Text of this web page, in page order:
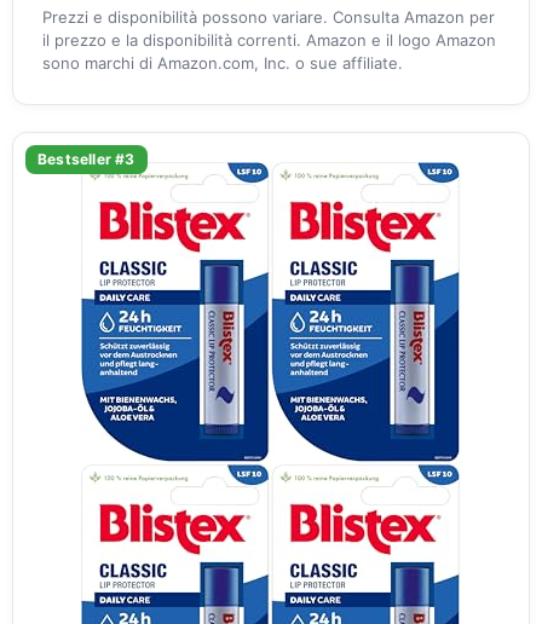
Prezzi e disponibilità possono variare. Consulta Amazon per
il prezzo e la disponibilità correnti. Amazon e il logo Amazon
sono marchi di Amazon.com, Inc. o sue affiliate.
Bestseller #3